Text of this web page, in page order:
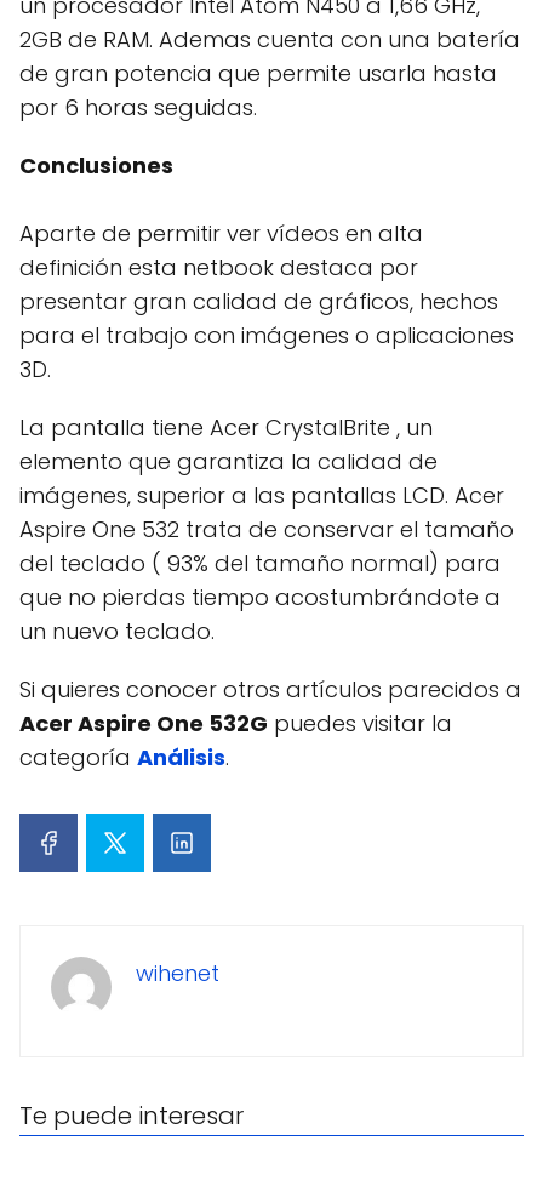
2GB de RAM. Ademas cuenta con una batería
de gran potencia que permite usarla hasta
por 6 horas seguidas.
Conclusiones
Aparte de permitir ver vídeos en alta
definición esta netbook destaca por
presentar gran calidad de gráficos, hechos
para el trabajo con imágenes o aplicaciones
3D.
La pantalla tiene Acer CrystalBrite , un
elemento que garantiza la calidad de
imágenes, superior a las pantallas LCD. Acer
Aspire One 532 trata de conservar el tamaño
del teclado ( 93% del tamaño normal) para
que no pierdas tiempo acostumbrándote a
un nuevo teclado.
Si quieres conocer otros artículos parecidos a
Acer Aspire One 532G puedes visitar la
categoría Análisis.
wihenet
Te puede interesar